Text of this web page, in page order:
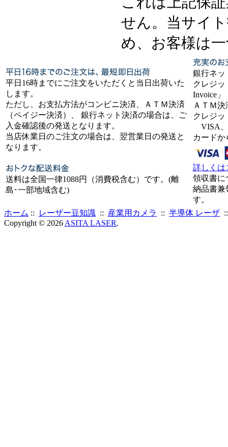
せん。当サイ
め、お客様は
平日16時までにご注文をいただくと当日出荷いた
します。
ただし、お支払方法がコンビニ決済、ＡＴＭ決済
（ペイジー決済）、 銀行ネット決済の場合は、ご
入金確認後の発送となります。
当店休業日のご注文の場合は、翌営業日の発送と
なります。
送料は全国一律1088円（消費税含む）です。(離
島･一部地域含む)
銀行ネッ
クレジッ
Invoice」
ＡＴＭ
クレジッ
VISA、
カード
詳しくは
領収書に
納品書兼
す。
ホーム :: レーザー豆知識 :: 産業用カメラ :: 半導体 レーザ
Copyright © 2026 ASITA LASER.